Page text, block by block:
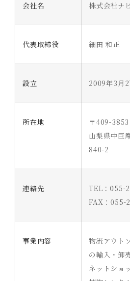
会社名 株式会社ナ
代表取締役 細田 和正
設立 2009年3月
所在地
〒409-3853
山梨県中巨
840-2
連絡先
TEL：055-
FAX：055-
事業内容
物流アウト
の輸入・卸
ネットショ